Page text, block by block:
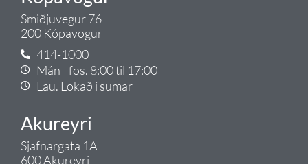
Smiðjuvegur 76
200 Kópavogur
414-1000
Mán - fös. 8:00 til 17:00
Lau. Lokað í sumar
Akureyri
Sjafnargata 1A
600 Akureyri